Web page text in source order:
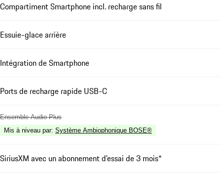
Compartiment Smartphone incl. recharge sans fil
Essuie-glace arrière
Intégration de Smartphone
Ports de recharge rapide USB-C
Ensemble Audio Plus
Mis à niveau par: Système Ambiophonique BOSE®
SiriusXM avec un abonnement d'essai de 3 mois*